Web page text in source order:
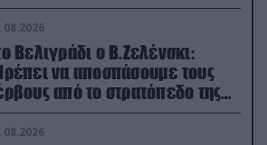
Βελιγράδι ο Β.Ζελένσκι:
να αποσπάσουμε τους
από το στρατόπεδο της